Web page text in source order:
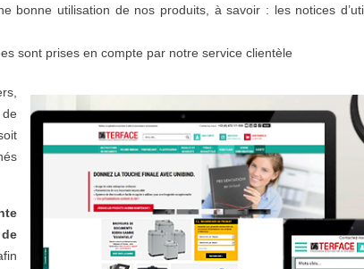
bonne utilisation de nos produits, à savoir : les notices
sont prises en compte par notre service clientèle